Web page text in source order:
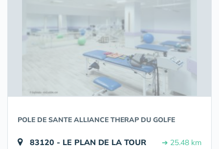
POLE DE SANTE ALLIANCE THERAP DU GOLFE
83120 - LE PLAN DE LA TOUR ➔ 25.48 km